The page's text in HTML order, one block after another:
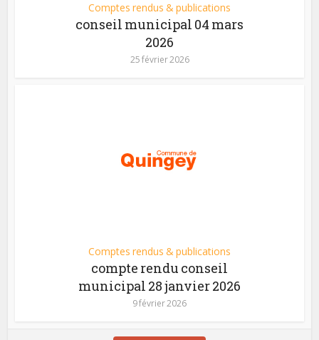
Comptes rendus & publications
conseil municipal 04 mars
2026
25 février 2026
Comptes rendus & publications
compte rendu conseil
municipal 28 janvier 2026
9 février 2026